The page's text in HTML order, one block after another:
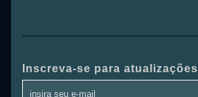
Inscreva-se para atualizações